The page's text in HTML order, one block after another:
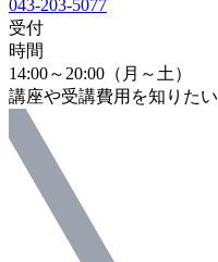
043-203-5077
受付
時間
14:00～20:00（月～土）
講座や受講費用を知りたい